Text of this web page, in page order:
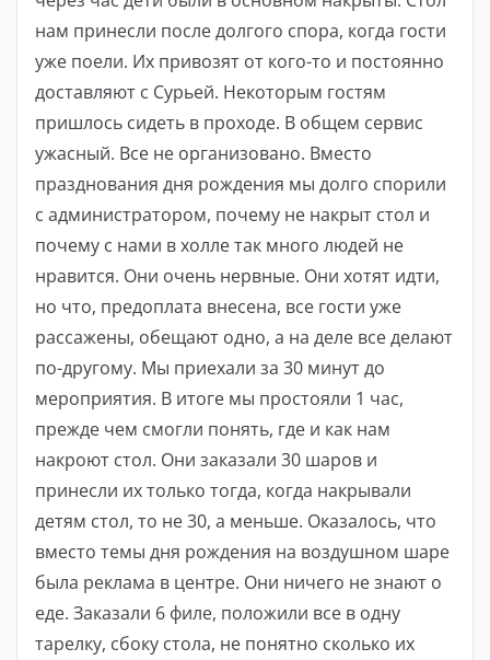
нам принесли после долгого спора, когда гости
уже поели. Их привозят от кого-то и постоянно
доставляют с Сурьей. Некоторым гостям
пришлось сидеть в проходе. В общем сервис
ужасный. Все не организовано. Вместо
празднования дня рождения мы долго спорили
с администратором, почему не накрыт стол и
почему с нами в холле так много людей не
нравится. Они очень нервные. Они хотят идти,
но что, предоплата внесена, все гости уже
рассажены, обещают одно, а на деле все делают
по-другому. Мы приехали за 30 минут до
мероприятия. В итоге мы простояли 1 час,
прежде чем смогли понять, где и как нам
накроют стол. Они заказали 30 шаров и
принесли их только тогда, когда накрывали
детям стол, то не 30, а меньше. Оказалось, что
вместо темы дня рождения на воздушном шаре
была реклама в центре. Они ничего не знают о
еде. Заказали 6 филе, положили все в одну
тарелку, сбоку стола, не понятно сколько их